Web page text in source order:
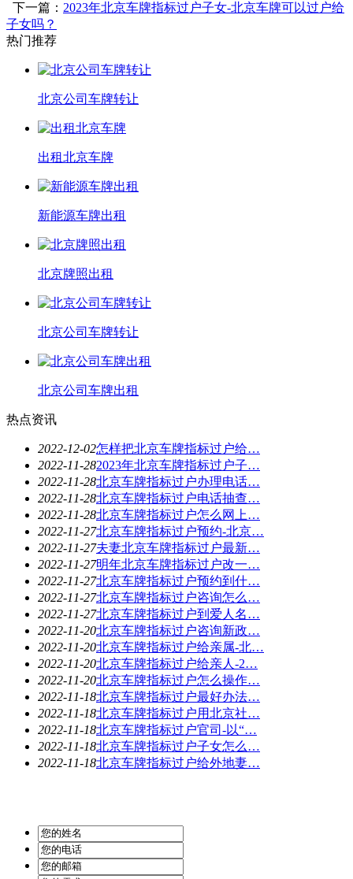
下一篇： 2023年北京车牌指标过户子女-北京车牌可以过户给
子女吗？
热门推荐
北京公司车牌转让
出租北京车牌
新能源车牌出租
北京牌照出租
北京公司车牌转让
北京公司车牌出租
热点资讯
2022-12-02怎样把北京车牌指标过户给…
2022-11-282023年北京车牌指标过户子…
2022-11-28北京车牌指标过户办理电话…
2022-11-28北京车牌指标过户电话抽查…
2022-11-28北京车牌指标过户怎么网上…
2022-11-27北京车牌指标过户预约-北京…
2022-11-27夫妻北京车牌指标过户最新…
2022-11-27明年北京车牌指标过户改一…
2022-11-27北京车牌指标过户预约到什…
2022-11-27北京车牌指标过户咨询怎么…
2022-11-27北京车牌指标过户到爱人名…
2022-11-20北京车牌指标过户咨询新政…
2022-11-20北京车牌指标过户给亲属-北…
2022-11-20北京车牌指标过户给亲人-2…
2022-11-20北京车牌指标过户怎么操作…
2022-11-18北京车牌指标过户最好办法…
2022-11-18北京车牌指标过户用北京社…
2022-11-18北京车牌指标过户官司-以“…
2022-11-18北京车牌指标过户子女怎么…
2022-11-18北京车牌指标过户给外地妻…